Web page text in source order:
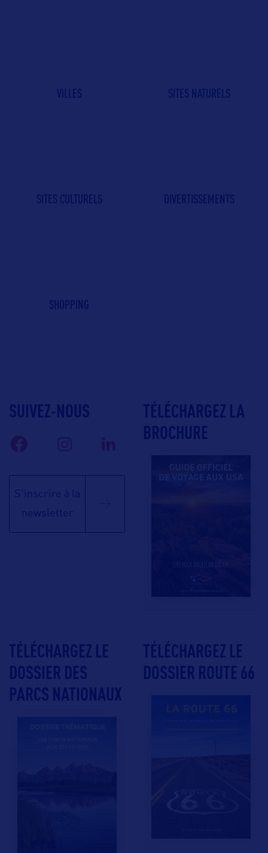
VILLES SITES NATURELS
SITES CULTURELS DIVERTISSEMENTS
SHOPPING
SUIVEZ-NOUS
S'inscrire à la
newsletter
TÉLÉCHARGEZ LA
BROCHURE
TÉLÉCHARGEZ LE
DOSSIER DES
PARCS NATIONAUX
TÉLÉCHARGEZ LE
DOSSIER ROUTE 66